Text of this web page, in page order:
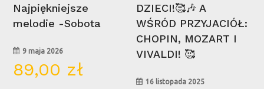
Najpiękniejsze
melodie -Sobota
9 maja 2026
89,00 zł
DZIECI!🥰🎶 A
WŚRÓD PRZYJACIÓŁ:
CHOPIN, MOZART I
VIVALDI! 🥰
16 listopada 2025